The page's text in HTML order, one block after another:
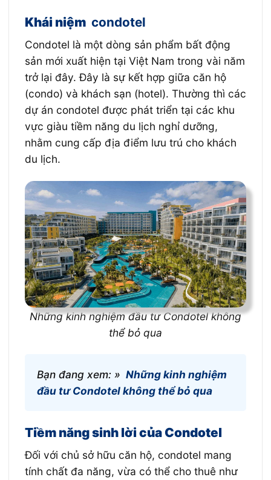
Khái niệm condotel
Condotel là một dòng sản phẩm bất động
sản mới xuất hiện tại Việt Nam trong vài năm
trở lại đây. Đây là sự kết hợp giữa căn hộ
(condo) và khách sạn (hotel). Thường thì các
dự án condotel được phát triển tại các khu
vực giàu tiềm năng du lịch nghỉ dưỡng,
nhằm cung cấp địa điểm lưu trú cho khách
du lịch.
Những kinh nghiệm đầu tư Condotel không
thể bỏ qua
Bạn đang xem: » Những kinh nghiệm
đầu tư Condotel không thể bỏ qua
Tiềm năng sinh lời của Condotel
Đối với chủ sở hữu căn hộ, condotel mang
tính chất đa năng, vừa có thể cho thuê như